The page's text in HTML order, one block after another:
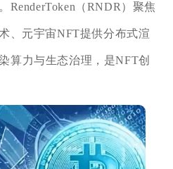
RenderToken（RNDR）聚焦
、元宇宙NFT提供分布式渲
算力与生态治理，是NFT创